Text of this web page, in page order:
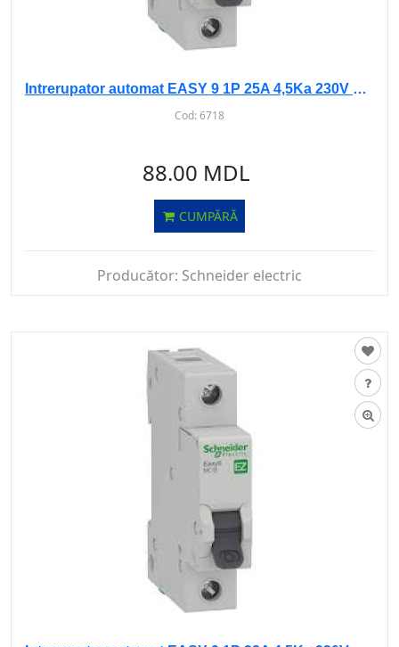
Intrerupator automat EASY 9 1P 25A 4,5Ka 230V curba B
Cod:6718
88.00 MDL
CUMPĂRĂ
Producător: Schneider electric